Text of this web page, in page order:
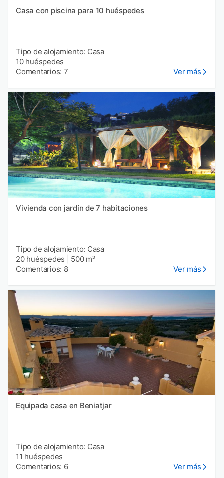
Casa con piscina para 10 huéspedes
Tipo de alojamiento: Casa
10 huéspedes
Comentarios: 7
Ver más
Vivienda con jardín de 7 habitaciones
Tipo de alojamiento: Casa
20 huéspedes
500 m²
Comentarios: 8
Ver más
Equipada casa en Beniatjar
Tipo de alojamiento: Casa
11 huéspedes
Comentarios: 6
Ver más